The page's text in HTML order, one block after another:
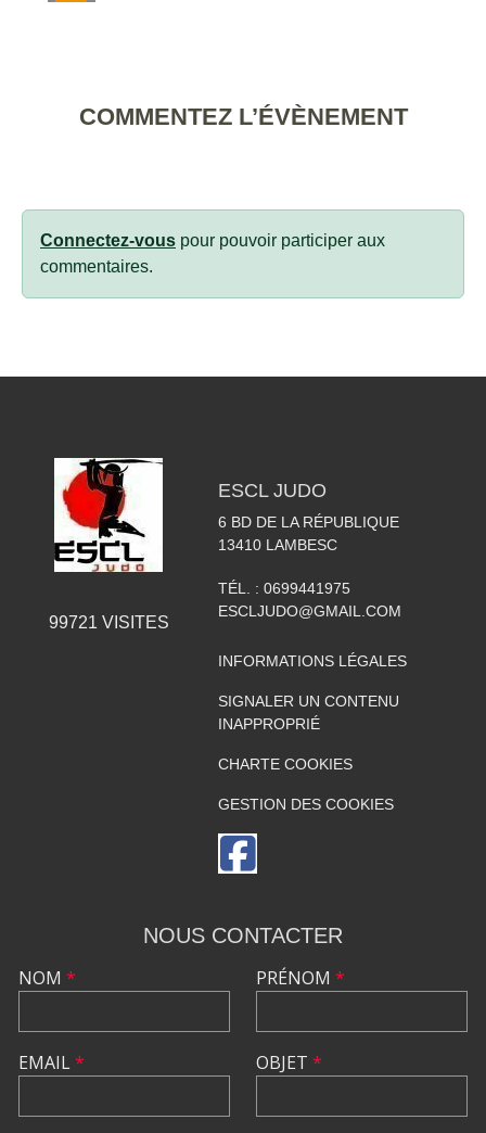
COMMENTEZ L’ÉVÈNEMENT
Connectez-vous pour pouvoir participer aux
commentaires.
99721 VISITES
ESCL JUDO
6 BD DE LA RÉPUBLIQUE
13410 LAMBESC
TÉL. : 0699441975
ESCLJUDO@GMAIL.COM
INFORMATIONS LÉGALES
SIGNALER UN CONTENU
INAPPROPRIÉ
CHARTE COOKIES
GESTION DES COOKIES
NOUS CONTACTER
NOM *
EMAIL*
PRÉNOM *
OBJET *